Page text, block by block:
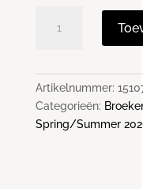
Piping
15107
aantal
Artikelnummer:
Categorieën:
Spring/Summer